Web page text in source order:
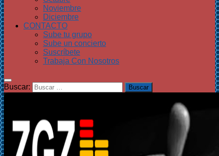
Noviembre
Diciembre
CONTACTO
Sube tu grupo
Sube un concierto
Suscríbete
Trabaja Con Nosotros
Buscar: